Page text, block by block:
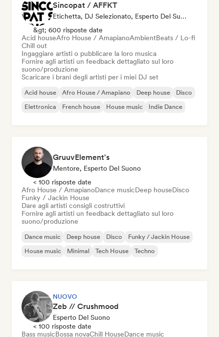
Sincopat / AFFKT
Etichetta, DJ Selezionato, Esperto Del Suono
&gt; 600 risposte date
Acid houseAfro House / AmapianoAmbientBeats / Lo-fi
Chill out
Ingaggiare artisti o pubblicare la loro musica
Fornire agli artisti un feedback dettagliato sul loro
suono/produzione
Scaricare i brani degli artisti per i miei DJ set
Acid house Afro House / Amapiano Deep house
Disco
Elettronica
French house House music Indie Dance
GruuvElement's
Mentore, Esperto Del Suono
< 100 risposte date
Afro House / AmapianoDance musicDeep houseDisco
Funky / Jackin House
Dare agli artisti consigli costruttivi
Fornire agli artisti un feedback dettagliato sul loro
suono/produzione
Dance music Deep house Disco
Funky / Jackin House
House music
Minimal Tech House Techno
NUOVO
Zeb // Crushmood
Esperto Del Suono
< 100 risposte date
Bass musicBossa novaChill HouseDance music